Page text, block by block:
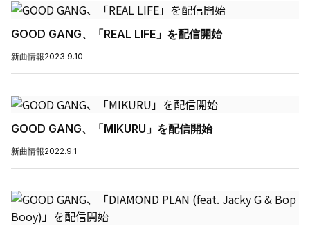
GOOD GANG、「REAL LIFE」を配信開始
新曲情報2023.9.10
GOOD GANG、「MIKURU」を配信開始
新曲情報2022.9.1